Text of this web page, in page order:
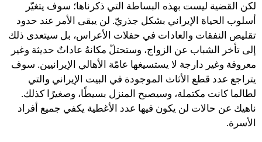
لكن القضية ليست بهذه البساطة التي ذكرناها؛ سوف يتغيّر
أسلوب الحياة الإيراني بشكل جذريّ. لن يبقى الأمر عند حدود
تقليص النفقات والعادات في حفلات الأعراس، بل سيتعدى ذلك
إلى تأخر الشباب عن الزواج، وستحتلّ مكانهُ عاداتٌ حديثة وغير
معروفة وغير دارجة لا يستسيغها عامّة الأهالي الإيرانيين. سوف
يتراجع عدد قطع الأثاث الموجودة في البيت الإيراني والتي
لطالما كانت مكتملة، وسيصبح المنزل بسيطًا، وصغيرًا كذلك.
ناهيك عن حالات لن يكون فيها عدد الأغطية يكفي جميع أفراد
الأسرة.